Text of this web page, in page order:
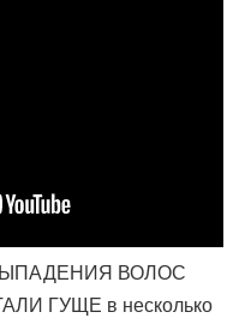
ВОЛОС
ГУЩЕ в несколько